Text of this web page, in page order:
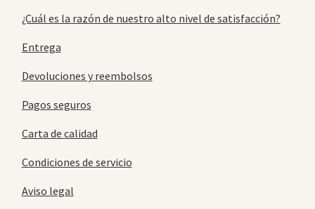
¿Cuál es la razón de nuestro alto nivel de satisfacción?
Entrega
Devoluciones y reembolsos
Pagos seguros
Carta de calidad
Condiciones de servicio
Aviso legal